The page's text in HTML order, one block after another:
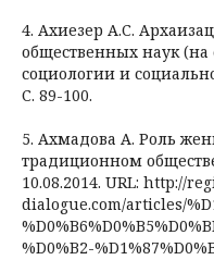
4. Ахиезер А.С.
общественных наук
социологии и
С. 89-100.
5. Ахмадова А. Роль
традиционном
10.08.2014. URL: http://
dialogue.com/articles/
%D0%B2-